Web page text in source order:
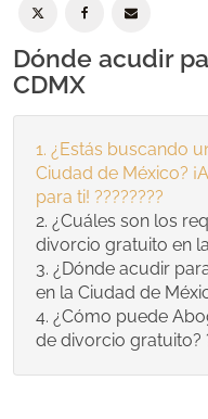
Dónde acudir
CDMX
¿Estás buscando
Ciudad de México?
para ti! ????????
¿Cuáles son los
divorcio gratuito en
¿Dónde acudir
en la Ciudad de
¿Cómo puede
de divorcio gratuito?